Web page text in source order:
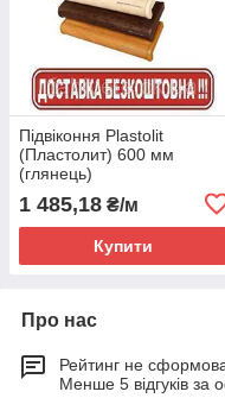
Підвіконня Plastolit
(Пластолит) 600 мм
(глянець)
1 485,18 ₴/м
Купити
Про нас
Рейтинг не
Менше 5 відгуків за